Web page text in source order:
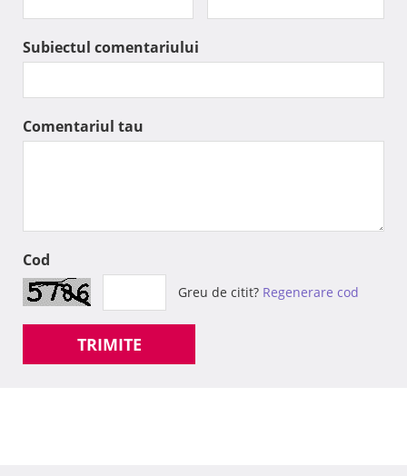
Subiectul comentariului
Comentariul tau
Cod
Greu de citit? Regenerare cod
TRIMITE